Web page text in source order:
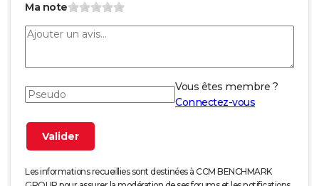
Ma note
Vous êtes membre ?
Connectez-vous
Les informations recueillies sont destinées à CCM BENCHMARK